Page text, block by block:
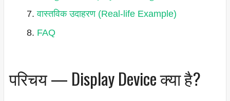
वास्तविक उदाहरण (Real-life Example)
FAQ
परिचय — Display Device क्या है?